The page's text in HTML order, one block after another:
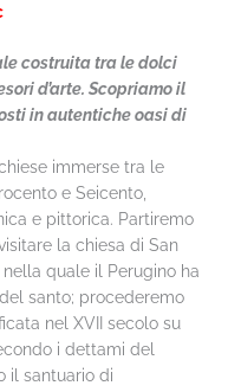
costruita tra le dolci
d’arte. Scopriamo il
in autentiche oasi di
immerse tra le
e Seicento,
e pittorica. Partiremo
la chiesa di San
quale il Perugino ha
santo; procederemo
nel XVII secolo su
i dettami del
il santuario di